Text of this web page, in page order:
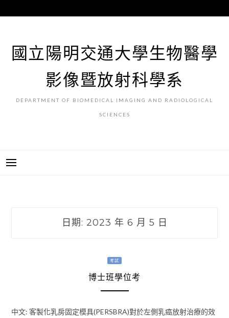
至
國立陽明交通大學生物醫學
影像暨放射科學系
DEPARTMENT OF BIOMEDICAL IMAGING AND RADIOLOGICAL
SCIENCES
日期: 2023 年 6 月 5 日
考試
博士班學位考
中文: 客製化乳房固定模具(PERSBRA)對於左側乳癌放射治療的效